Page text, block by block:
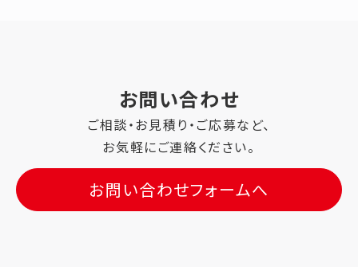
お問い合わせ
ご相談・お見積り・ご応募など、
お気軽にご連絡ください。
お問い合わせフォームへ